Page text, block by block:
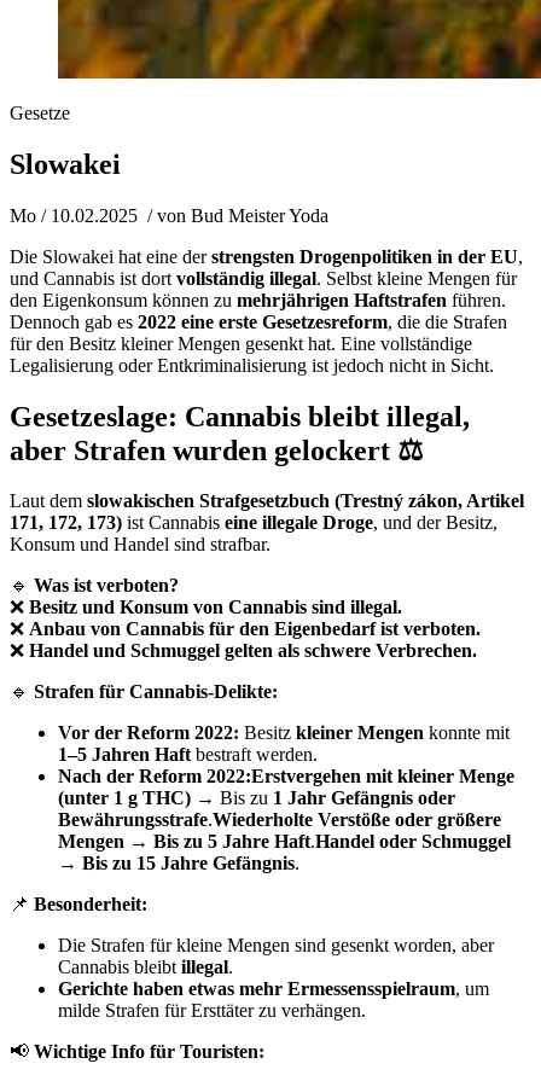
Gesetze
Slowakei
Mo / 10.02.2025 / von Bud Meister Yoda
Die Slowakei hat eine derstrengsten Drogenpolitiken in der EU,
und Cannabis ist dort vollständig illegal. Selbst kleine Mengen für
den Eigenkonsum können zu mehrjährigen Haftstrafen führen.
Dennoch gab es 2022 eine erste Gesetzesreform, die die Strafen
für den Besitz kleiner Mengen gesenkt hat. Eine vollständige
Legalisierung oder Entkriminalisierung ist jedoch nicht in Sicht.
Gesetzeslage: Cannabis bleibt illegal,
aber Strafen wurden gelockert ⚖️
Laut dem slowakischen Strafgesetzbuch (Trestný zákon, Artikel
171, 172, 173) ist Cannabis eine illegale Droge, und der Besitz,
Konsum und Handel sind strafbar.
🔹 Was ist verboten?
❌ Besitz und Konsum von Cannabis sind illegal.
❌ Anbau von Cannabis für den Eigenbedarf ist verboten.
❌ Handel und Schmuggel gelten als schwere Verbrechen.
🔹 Strafen für Cannabis-Delikte:
Vor der Reform 2022: Besitz kleiner Mengen konnte mit
1–5 Jahren Haftbestraft werden.
Nach der Reform 2022:Erstvergehen mit kleiner Menge
(unter 1 g THC) → Bis zu 1 Jahr Gefängnis oder
Bewährungsstrafe.Wiederholte Verstöße oder größere
Mengen → Bis zu 5 Jahre Haft.Handel oder Schmuggel
→ Bis zu 15 Jahre Gefängnis.
📌 Besonderheit:
Die Strafen für kleine Mengen sind gesenkt worden, aber
Cannabis bleibtillegal.
Gerichte haben etwas mehr Ermessensspielraum, um
milde Strafen für Ersttäter zu verhängen.
📢 Wichtige Info für Touristen: